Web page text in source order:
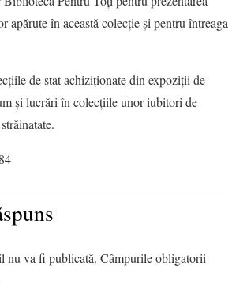
apărute în această colecție și pentru întreaga
de stat achiziționate din expoziții de
și lucrări în colecțiile unor iubitori de
nu va fi publicată. Câmpurile obligatorii